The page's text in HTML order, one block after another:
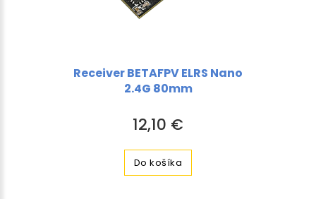
Receiver BETAFPV ELRS Nano
2.4G 80mm
12,10 €
Do košíka